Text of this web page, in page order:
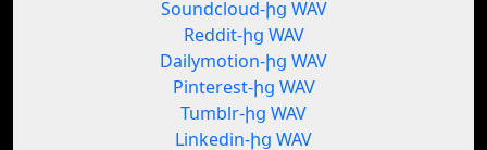
Soundcloud-ից WAV
Reddit-ից WAV
Dailymotion-ից WAV
Pinterest-ից WAV
Tumblr-ից WAV
Linkedin-ից WAV